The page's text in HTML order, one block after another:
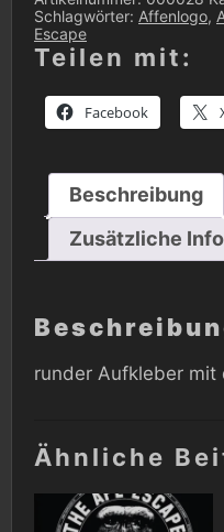
Schlagwörter: Affenlogo,
Escape
Teilen mit:
Facebook
Beschreibung
Zusätzliche
runder Aufkleber mit
Ähnliche